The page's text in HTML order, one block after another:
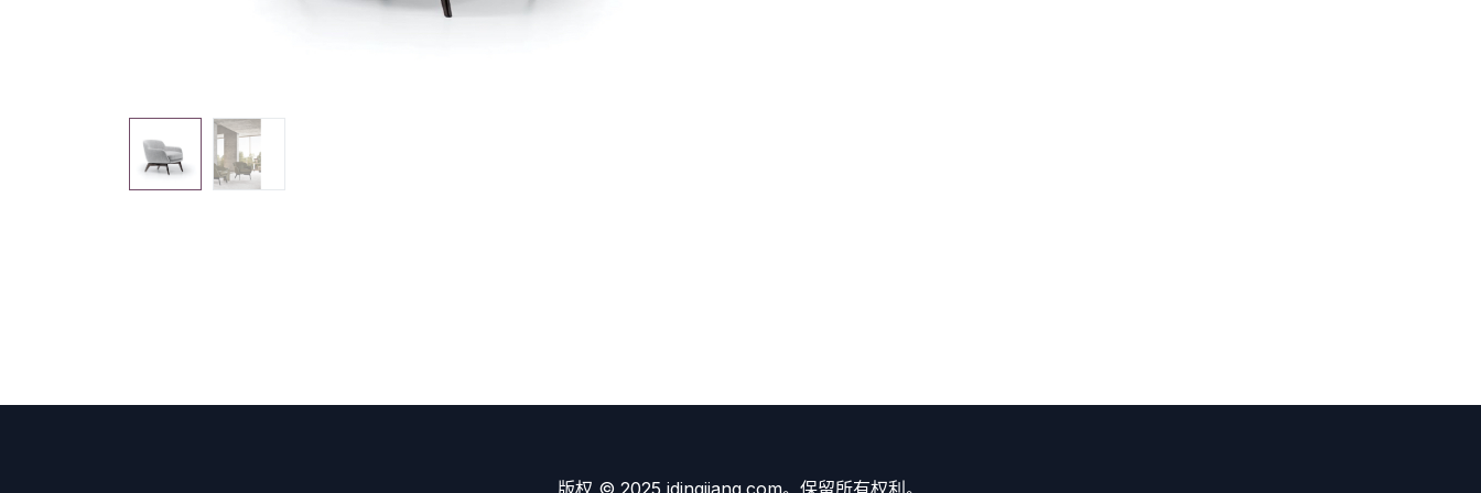
版权 © 2025 idingjiang.com。保留所有权利。